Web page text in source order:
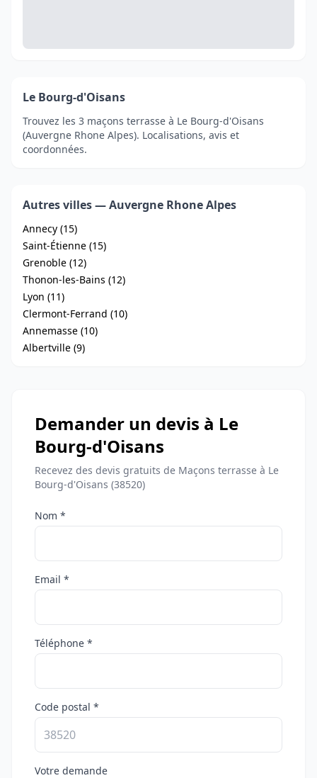
Le Bourg-d'Oisans
Trouvez les 3 maçons terrasse à Le Bourg-d'Oisans
(Auvergne Rhone Alpes). Localisations, avis et
coordonnées.
Autres villes — Auvergne Rhone Alpes
Annecy (15)
Saint-Étienne (15)
Grenoble (12)
Thonon-les-Bains (12)
Lyon (11)
Clermont-Ferrand (10)
Annemasse (10)
Albertville (9)
Demander un devis à Le
Bourg-d'Oisans
Recevez des devis gratuits de Maçons terrasse à Le
Bourg-d'Oisans (38520)
Nom *
Email *
Téléphone *
Code postal *
Votre demande